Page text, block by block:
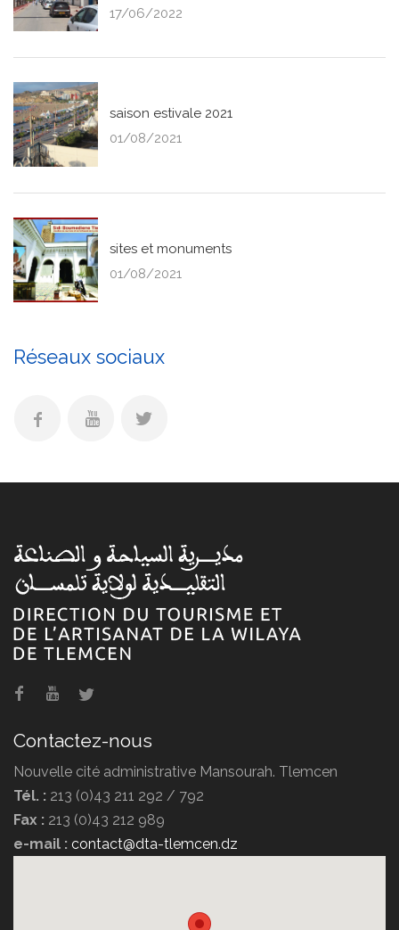
17/06/2022
saison estivale 2021
01/08/2021
sites et monuments
01/08/2021
Réseaux sociaux
Contactez-nous
Nouvelle cité administrative Mansourah. Tlemcen
Tél. : 213 (0)43 211 292 / 792
Fax : 213 (0)43 212 989
e-mail : contact@dta-tlemcen.dz